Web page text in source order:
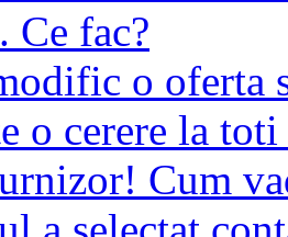
Ce fac?
o oferta
o cerere la
Cum